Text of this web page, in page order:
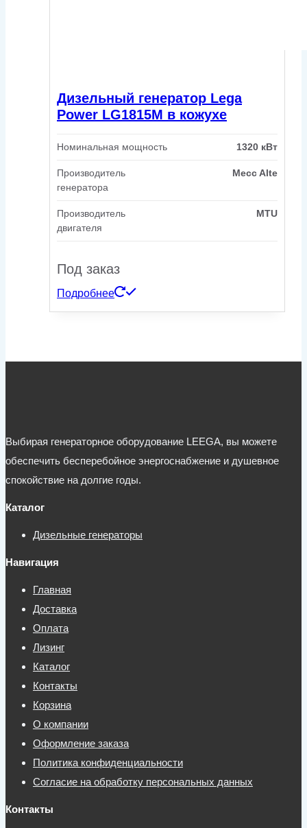
Дизельный генератор Lega
Power LG1815M в кожухе
Номинальная мощность 1320 кВт
Производитель
генератора
Mecc Alte
Производитель
двигателя
MTU
Под заказ
Подробнее
Выбирая генераторное оборудование LEEGA, вы можете
обеспечить бесперебойное энергоснабжение и душевное
спокойствие на долгие годы.
Каталог
Дизельные генераторы
Навигация
Главная
Доставка
Оплата
Лизинг
Каталог
Контакты
Корзина
О компании
Оформление заказа
Политика конфиденциальности
Согласие на обработку персональных данных
Контакты